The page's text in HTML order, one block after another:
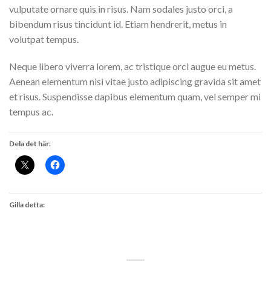
vulputate ornare quis in risus. Nam sodales justo orci, a
bibendum risus tincidunt id. Etiam hendrerit, metus in
volutpat tempus.
Neque libero viverra lorem, ac tristique orci augue eu metus.
Aenean elementum nisi vitae justo adipiscing gravida sit amet
et risus. Suspendisse dapibus elementum quam, vel semper mi
tempus ac.
Dela det här:
Gilla detta: